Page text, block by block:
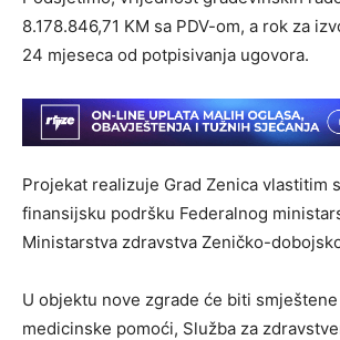
8.178.846,71 KM sa PDV-om, a rok za
24 mjeseca od potpisivanja ugovora.
Projekat realizuje Grad Zenica vlastitim
finansijsku podršku Federalnog
Ministarstva zdravstva Zeničko-
U objektu nove zgrade će biti
medicinske pomoći, Služba za